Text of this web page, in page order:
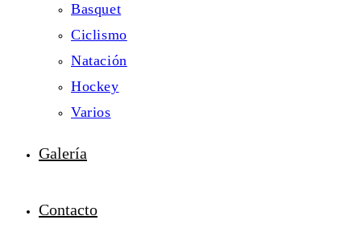
Basquet
Ciclismo
Natación
Hockey
Varios
Galería
Contacto